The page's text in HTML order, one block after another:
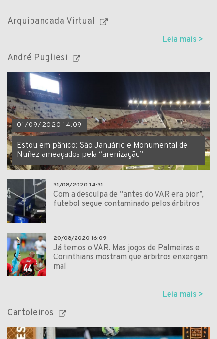
Arquibancada Virtual
Leia mais >
André Pugliesi
01/09/2020 14:09
Estou em pânico: São Januário e Monumental de
Nuñez ameaçados pela “arenização”
31/08/2020 14:31
Com a desculpa de “antes do VAR era pior”,
futebol segue contaminado pelos árbitros
20/08/2020 16:09
Já temos o VAR. Mas jogos de Palmeiras e
Corinthians mostram que árbitros enxergam
mal
Leia mais >
Cartoleiros